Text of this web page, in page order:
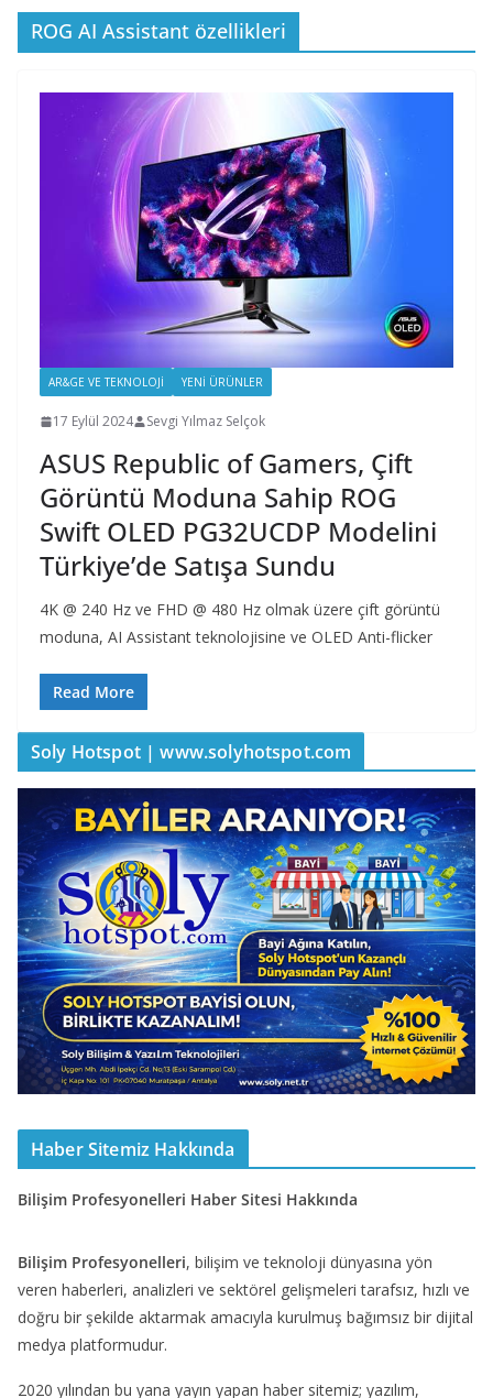
ROG AI Assistant özellikleri
AR&GE VE TEKNOLOJI YENI ÜRÜNLER
17 Eylül 2024 Sevgi Yılmaz Selçok
ASUS Republic of Gamers, Çift
Görüntü Moduna Sahip ROG
Swift OLED PG32UCDP Modelini
Türkiye’de Satışa Sundu
4K @ 240 Hz ve FHD @ 480 Hz olmak üzere çift görüntü
moduna, AI Assistant teknolojisine ve OLED Anti-flicker
Read More
Soly Hotspot | www.solyhotspot.com
Haber Sitemiz Hakkında
Bilişim Profesyonelleri Haber Sitesi Hakkında
Bilişim Profesyonelleri, bilişim ve teknoloji dünyasına yön
veren haberleri, analizleri ve sektörel gelişmeleri tarafsız, hızlı ve
doğru bir şekilde aktarmak amacıyla kurulmuş bağımsız bir dijital
medya platformudur.
2020 yılından bu yana yayın yapan haber sitemiz; yazılım,